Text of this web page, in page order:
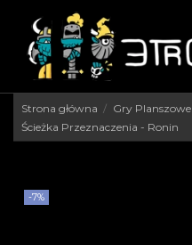
Strona główna Gry Planszowe
Ścieżka Przeznaczenia - Ronin
-7%